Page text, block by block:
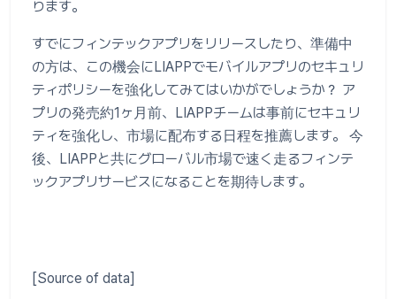
ります。
すでにフィンテックアプリをリリースしたり、準備中
の方は、この機会にLIAPPでモバイルアプリのセキュリ
ティポリシーを強化してみてはいかがでしょうか？ ア
プリの発売約1ヶ月前、LIAPPチームは事前にセキュリ
ティを強化し、市場に配布する日程を推薦します。 今
後、LIAPPと共にグローバル市場で速く走るフィンテ
ックアプリサービスになることを期待します。
[Source of data]